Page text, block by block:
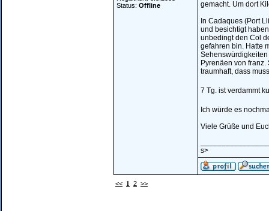
Status: Offline
gemacht. Um dort
In Cadaques (Port
und besichtigt
unbedingt den Col
gefahren bin. Hatte
Pyrenäen von
traumhaft, dass
7 Tg. ist verdammt
Ich würde es
Viele Grüße und
s>
<< 1 2 >>